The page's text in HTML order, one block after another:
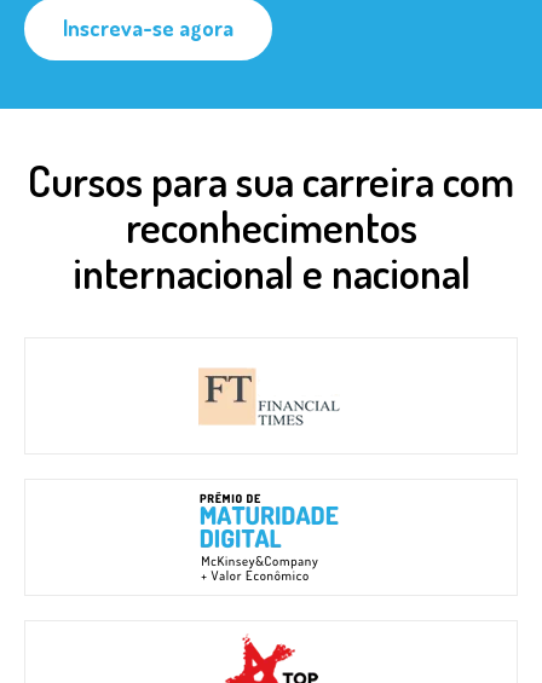
Inscreva-se agora
Cursos para sua carreira com
reconhecimentos
internacional e nacional